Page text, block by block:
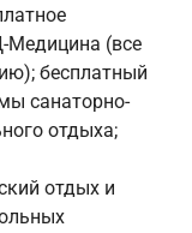
Медицина (все
бесплатный
санаторно-
отдыха;
отдых и